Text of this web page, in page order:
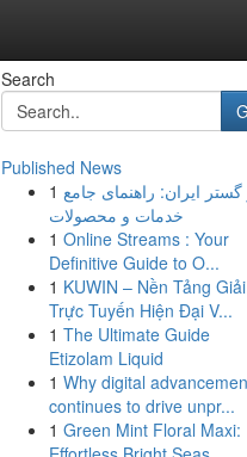
Search
Published News
1 ایران: راهنمای جامع
خدمات و محصولات
1 Online Streams : Your
Definitive Guide to O...
1 KUWIN – Nền Tảng
Trực Tuyến Hiện Đại V...
1 The Ultimate Guide
Etizolam Liquid
1 Why digital
continues to drive unpr...
1 Green Mint Floral Maxi: